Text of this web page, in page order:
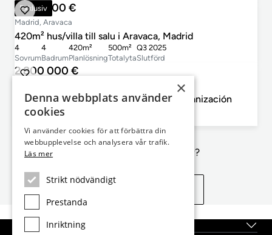
Exklusiv
2 297 000 €
Madrid, Aravaca
420m² hus/villa till salu i Aravaca, Madrid
Sovrum
4
Badrum
4
Planlösning
420m²
Totalyta
500m²
Slutförd
Q3 2025
2 800 000 €
445m² hus/villa till salu i La Moraleja Urbanización
4
Inte exakt vad du letar efter?
Topplägen
×
Denna webbplats använder
cookies
Vi använder cookies för att förbättra din
webbupplevelse och analysera vår trafik.
Läs mer
Strikt nödvändigt
Prestanda
Inriktning